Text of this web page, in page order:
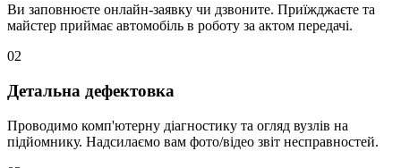
Ви заповнюєте онлайн-заявку чи дзвоните. Приїжджаєте та
майстер приймає автомобіль в роботу за актом передачі.
02
Детальна дефектовка
Проводимо комп'ютерну діагностику та огляд вузлів на
підйомнику. Надсилаємо вам фото/відео звіт несправностей.